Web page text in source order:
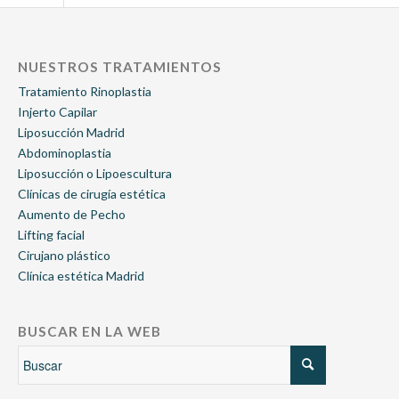
NUESTROS TRATAMIENTOS
Tratamiento Rinoplastia
Injerto Capilar
Liposucción Madrid
Abdominoplastia
Liposucción o Lipoescultura
Clínicas de cirugía estética
Aumento de Pecho
Lifting facial
Cirujano plástico
Clínica estética Madrid
BUSCAR EN LA WEB